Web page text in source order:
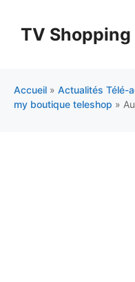
contenuTV Shopping
Accueil » Actualités Télé-
my boutique teleshop »